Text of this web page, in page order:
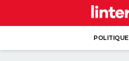
POLITIQUE